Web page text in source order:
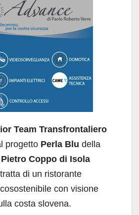
Team Transfrontaliero
progetto Perla Blu della
Pietro Coppo di Isola
di un ristorante
con visione
costa slovena.